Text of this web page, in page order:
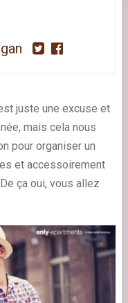
juste une excuse et
, mais cela nous
pour organiser un
et accessoirement
De ça oui, vous allez